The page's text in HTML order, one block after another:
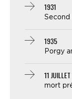
1931
Second
1935
Porgy
11
mort